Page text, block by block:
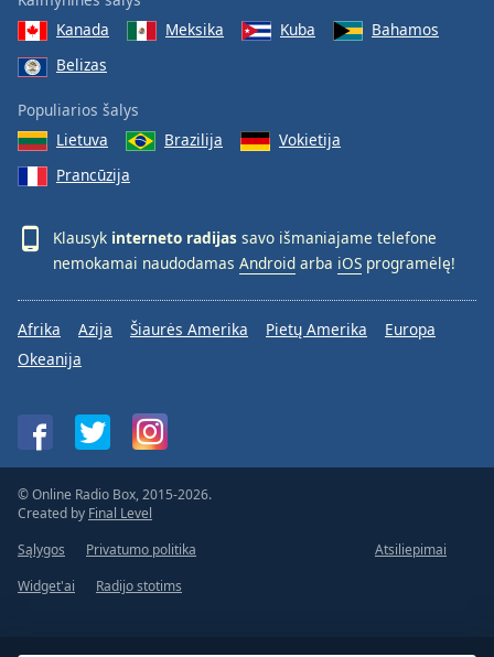
Kanada
Meksika Kuba
Bahamos
Belizas
Populiarios šalys
Lietuva
Brazilija
Vokietija
Prancūzija
Klausyk interneto radijas savo išmaniajame telefone
nemokamai naudodamas Android arba iOS programėlę!
Afrika Azija Šiaurės Amerika Pietų Amerika
Europa
Okeanija
© Online Radio Box, 2015-2026.
Created by Final Level
Sąlygos
Privatumo politika
Atsiliepimai
Widget'ai
Radijo stotims